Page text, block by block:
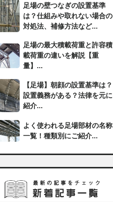
足場の壁つなぎの設置基準
は？仕組みや取れない場合の
対処法、補修方法など...
足場の最大積載荷重と許容積
載荷重の違いを解説【重
量】...
【足場】朝顔の設置基準は？
設置義務がある？法律を元に
紹介...
よく使われる足場部材の名称
一覧！種類別にご紹介...